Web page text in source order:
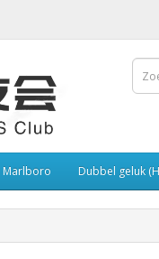
Marlboro Dubbel geluk